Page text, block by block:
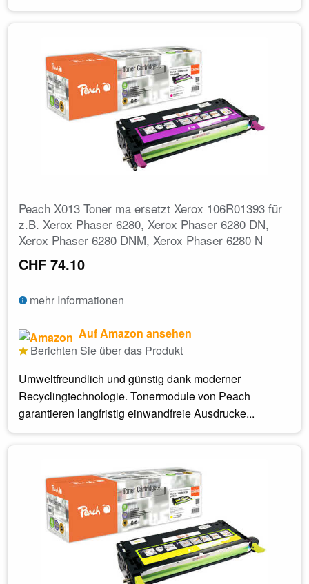
Peach X013 Toner ma ersetzt Xerox 106R01393 für
z.B. Xerox Phaser 6280, Xerox Phaser 6280 DN,
Xerox Phaser 6280 DNM, Xerox Phaser 6280 N
CHF 74.10
mehr Informationen
Auf Amazon ansehen
Berichten Sie über das Produkt
Umweltfreundlich und günstig dank moderner
Recyclingtechnologie. Tonermodule von Peach
garantieren langfristig einwandfreie Ausdrucke...